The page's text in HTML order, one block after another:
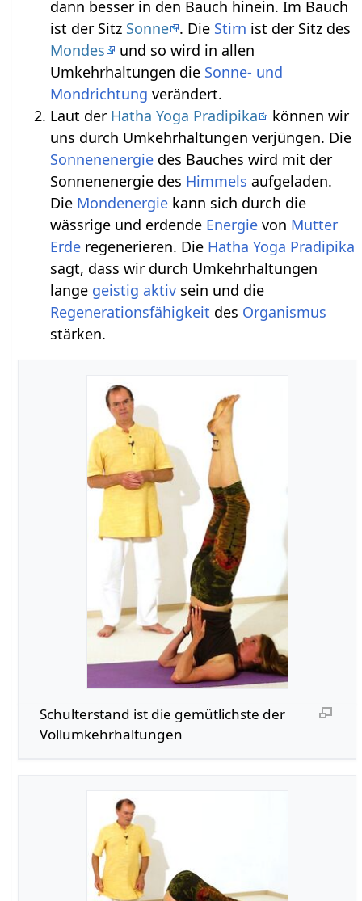
dann besser in den Bauch hinein. Im Bauch
ist der Sitz Sonne . Die Stirn ist der Sitz des
Mondes
und so wird in allen
Umkehrhaltungen die Sonne- und
Mondrichtung verändert.
Laut der Hatha Yoga Pradipika
können wir
uns durch Umkehrhaltungen verjüngen. Die
Sonnenenergie des Bauches wird mit der
Sonnenenergie des Himmels aufgeladen.
Die Mondenergie kann sich durch die
wässrige und erdende Energie von Mutter
Erde regenerieren. Die Hatha Yoga Pradipika
sagt, dass wir durch Umkehrhaltungen
lange geistig aktiv sein und die
Regenerationsfähigkeit des Organismus
stärken.
Schulterstand ist die gemütlichste der
Vollumkehrhaltungen